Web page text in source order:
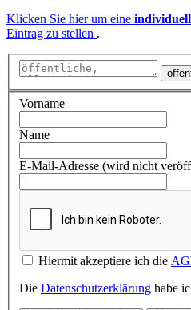
Klicken Sie hier um eine
Eintrag zu stellen .
Vorname
Name
E-Mail-Adresse (wird nicht
Hiermit akzeptiere ich die
Die Datenschutzerklärung habe